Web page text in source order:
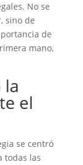
No se
sino de
de
mano,
la
el
se centró
todas las